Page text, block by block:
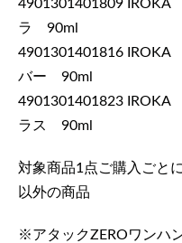
4901301401809 IROKA
ラ 90ml
4901301401816 IROKA
バー 90ml
4901301401823 IROKA
ラス 90ml
対象商品1点ご購入ごと
以外の商品
アタックZEROワンハ